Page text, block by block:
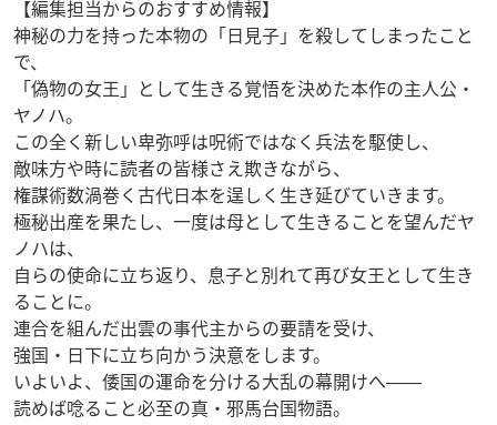
【編集担当からのおすすめ情報】
神秘の力を持った本物の「日見子」を殺してしまったこと
で、
「偽物の女王」として生きる覚悟を決めた本作の主人公・
ヤノハ。
この全く新しい卑弥呼は呪術ではなく兵法を駆使し、
敵味方や時に読者の皆様さえ欺きながら、
権謀術数渦巻く古代日本を逞しく生き延びていきます。
極秘出産を果たし、一度は母として生きることを望んだヤ
ノハは、
自らの使命に立ち返り、息子と別れて再び女王として生き
ることに。
連合を組んだ出雲の事代主からの要請を受け、
強国・日下に立ち向かう決意をします。
いよいよ、倭国の運命を分ける大乱の幕開けへ――
読めば唸ること必至の真・邪馬台国物語。